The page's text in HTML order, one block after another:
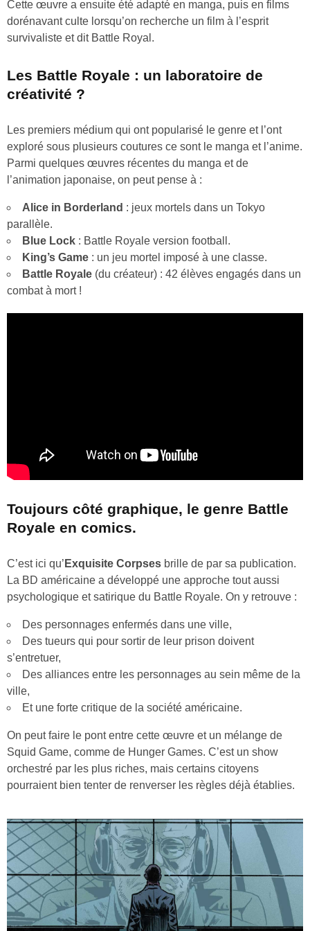
Cette œuvre a ensuite été adapté en manga, puis en films
dorénavant culte lorsqu’on recherche un film à l’esprit
survivaliste et dit Battle Royal.
Les Battle Royale : un laboratoire de
créativité ?
Les premiers médium qui ont popularisé le genre et l’ont
exploré sous plusieurs coutures ce sont le manga et l’anime.
Parmi quelques œuvres récentes du manga et de
l’animation japonaise, on peut pense à :
Alice in Borderland : jeux mortels dans un Tokyo
parallèle.
Blue Lock : Battle Royale version football.
King’s Game : un jeu mortel imposé à une classe.
Battle Royale (du créateur) : 42 élèves engagés dans un
combat à mort !
Toujours côté graphique, le genre Battle
Royale en comics.
C’est ici qu’ Exquisite Corpses brille de par sa publication.
La BD américaine a développé une approche tout aussi
psychologique et satirique du Battle Royale. On y retrouve :
Des personnages enfermés dans une ville,
Des tueurs qui pour sortir de leur prison doivent
s’entretuer,
Des alliances entre les personnages au sein même de la
ville,
Et une forte critique de la société américaine.
On peut faire le pont entre cette œuvre et un mélange de
Squid Game, comme de Hunger Games. C’est un show
orchestré par les plus riches, mais certains citoyens
pourraient bien tenter de renverser les règles déjà établies.